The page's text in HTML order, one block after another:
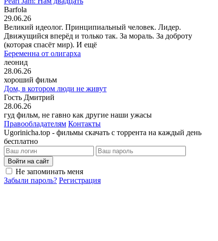
Barfola
29.06.26
Великий идеолог. Принципиальный человек. Лидер.
Движущийся вперёд и только так. За мораль. За доброту
(которая спасёт мир). И ещё
Беременна от олигарха
леонид
28.06.26
хороший фильм
Дом, в котором люди не живут
Гость Дмитрий
28.06.26
гуд фильм, не гавно как другие наши ужасы
Правообладателям Контакты
Ugorinicha.top - фильмы скачать с торрента на каждый день
бесплатно
Войти на сайт
Не запоминать меня
Забыли пароль? Регистрация